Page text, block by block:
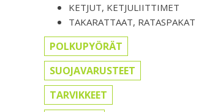
KETJUT, KETJULIITTIMET
TAKARATTAAT, RATASPAKAT
POLKUPYÖRÄT
SUOJAVARUSTEET
TARVIKKEET